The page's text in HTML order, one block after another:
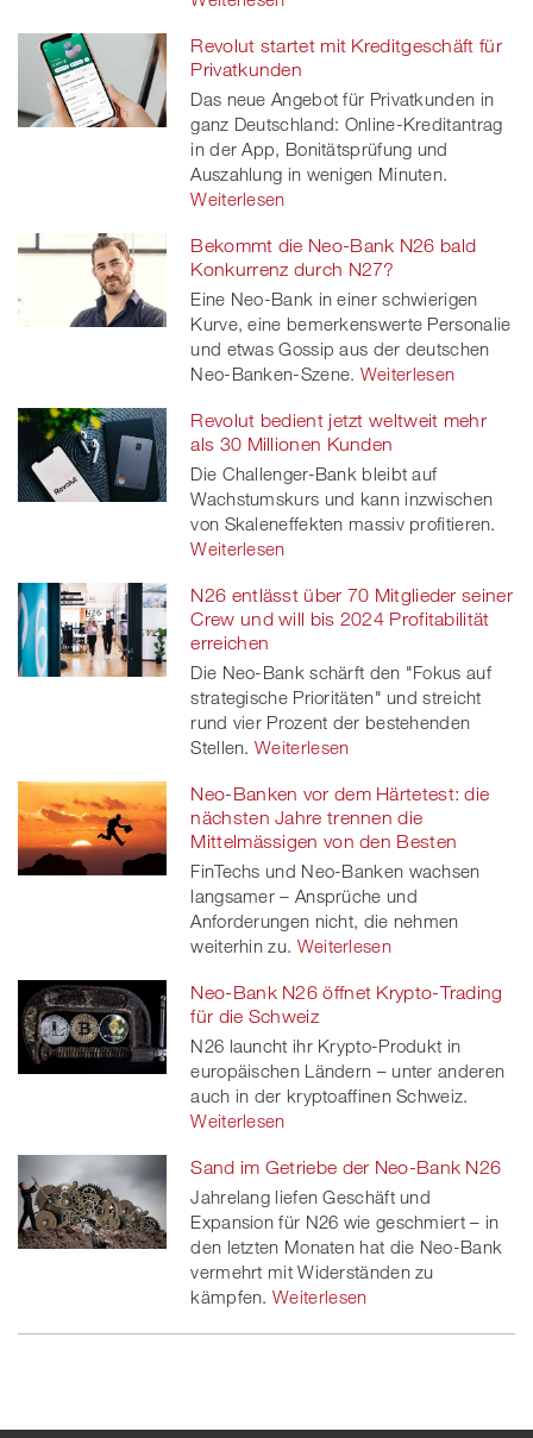
Revolut startet mit Kreditgeschäft für
Privatkunden
Das neue Angebot für Privatkunden in
ganz Deutschland: Online-Kreditantrag
in der App, Bonitätsprüfung und
Auszahlung in wenigen Minuten.
Weiterlesen
Bekommt die Neo-Bank N26 bald
Konkurrenz durch N27?
Eine Neo-Bank in einer schwierigen
Kurve, eine bemerkenswerte Personalie
und etwas Gossip aus der deutschen
Neo-Banken-Szene. Weiterlesen
Revolut bedient jetzt weltweit mehr
als 30 Millionen Kunden
Die Challenger-Bank bleibt auf
Wachstumskurs und kann inzwischen
von Skaleneffekten massiv profitieren.
Weiterlesen
N26 entlässt über 70 Mitglieder seiner
Crew und will bis 2024 Profitabilität
erreichen
Die Neo-Bank schärft den "Fokus auf
strategische Prioritäten" und streicht
rund vier Prozent der bestehenden
Stellen. Weiterlesen
Neo-Banken vor dem Härtetest: die
nächsten Jahre trennen die
Mittelmässigen von den Besten
FinTechs und Neo-Banken wachsen
langsamer – Ansprüche und
Anforderungen nicht, die nehmen
weiterhin zu. Weiterlesen
Neo-Bank N26 öffnet Krypto-Trading
für die Schweiz
N26 launcht ihr Krypto-Produkt in
europäischen Ländern – unter anderen
auch in der kryptoaffinen Schweiz.
Weiterlesen
Sand im Getriebe der Neo-Bank N26
Jahrelang liefen Geschäft und
Expansion für N26 wie geschmiert – in
den letzten Monaten hat die Neo-Bank
vermehrt mit Widerständen zu
kämpfen. Weiterlesen